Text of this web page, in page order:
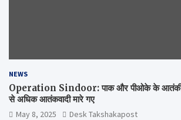
NEWS
Operation Sindoor: पाक और पीओके के आतंकी
से अधिक आतंकवादी मारे गए
May 8, 2025
Desk Takshakapost